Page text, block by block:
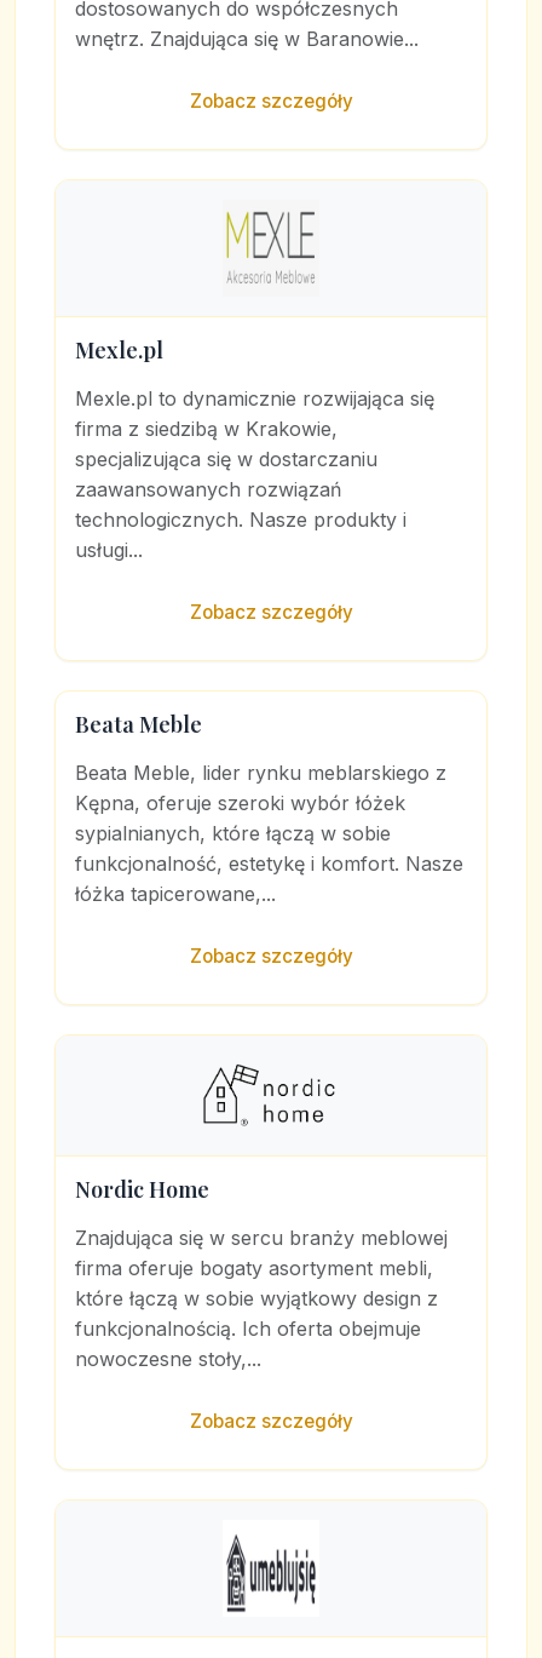
dostosowanych do współczesnych
wnętrz. Znajdująca się w Baranowie...
Zobacz szczegóły
Mexle.pl
Mexle.pl to dynamicznie rozwijająca się
firma z siedzibą w Krakowie,
specjalizująca się w dostarczaniu
zaawansowanych rozwiązań
technologicznych. Nasze produkty i
usługi...
Zobacz szczegóły
Beata Meble
Beata Meble, lider rynku meblarskiego z
Kępna, oferuje szeroki wybór łóżek
sypialnianych, które łączą w sobie
funkcjonalność, estetykę i komfort. Nasze
łóżka tapicerowane,...
Zobacz szczegóły
Nordic Home
Znajdująca się w sercu branży meblowej
firma oferuje bogaty asortyment mebli,
które łączą w sobie wyjątkowy design z
funkcjonalnością. Ich oferta obejmuje
nowoczesne stoły,...
Zobacz szczegóły